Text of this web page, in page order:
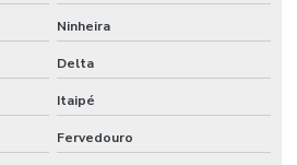
Ninheira
Delta
Itaipé
Fervedouro